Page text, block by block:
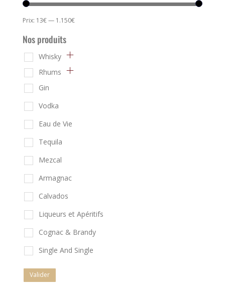
Prix: 13€— 1.150€
Nos produits
Whisky
Rhums
Gin
Vodka
Eau de Vie
Tequila
Mezcal
Armagnac
Calvados
Liqueurs et Apéritifs
Cognac & Brandy
Single And Single
Valider